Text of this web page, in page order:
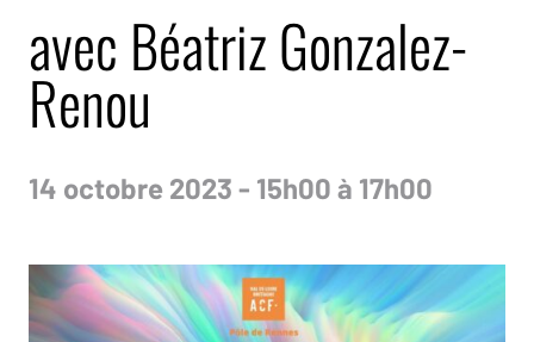
avec Béatriz Gonzalez-
Renou
14 octobre 2023 - 15h00 à 17h00